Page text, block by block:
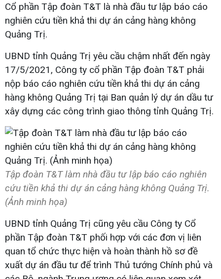
Cổ phần Tập đoàn T&T là nhà đầu tư lập báo cáo
nghiên cứu tiền khả thi dự án cảng hàng không
Quảng Trị.
UBND tỉnh Quảng Trị yêu cầu chậm nhất đến ngày
17/5/2021, Công ty cổ phần Tập đoàn T&T phải
nộp báo cáo nghiên cứu tiền khả thi dự án cảng
hàng không Quảng Trị tại Ban quản lý dự án dầu tư
xây dựng các công trình giao thông tỉnh Quảng Trị.
Tập đoàn T&T làm nhà đầu tư lập báo cáo nghiên
cứu tiền khả thi dự án cảng hàng không Quảng Trị.
(Ảnh minh họa)
UBND tỉnh Quảng Trị cũng yêu cầu Công ty Cổ
phần Tập đoàn T&T phối hợp với các đơn vị liên
quan tổ chức thực hiện và hoàn thành hồ sơ đề
xuất dự án đầu tư để trình Thủ tướng Chính phủ và